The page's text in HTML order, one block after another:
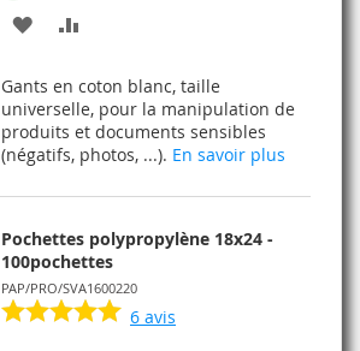
AJOUTER
MA
LISTE
D’ENVIE
COMPARATEUR
Gants en coton blanc, taille
universelle, pour la manipulation de
produits et documents sensibles
(négatifs, photos, ...). En savoir plus
Pochettes polypropylène 18x24 -
100pochettes
PAP/PRO/SVA1600220
6 avis